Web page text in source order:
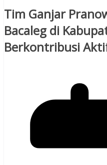
Tim Ganjar
Bacaleg di
Berkontribusi